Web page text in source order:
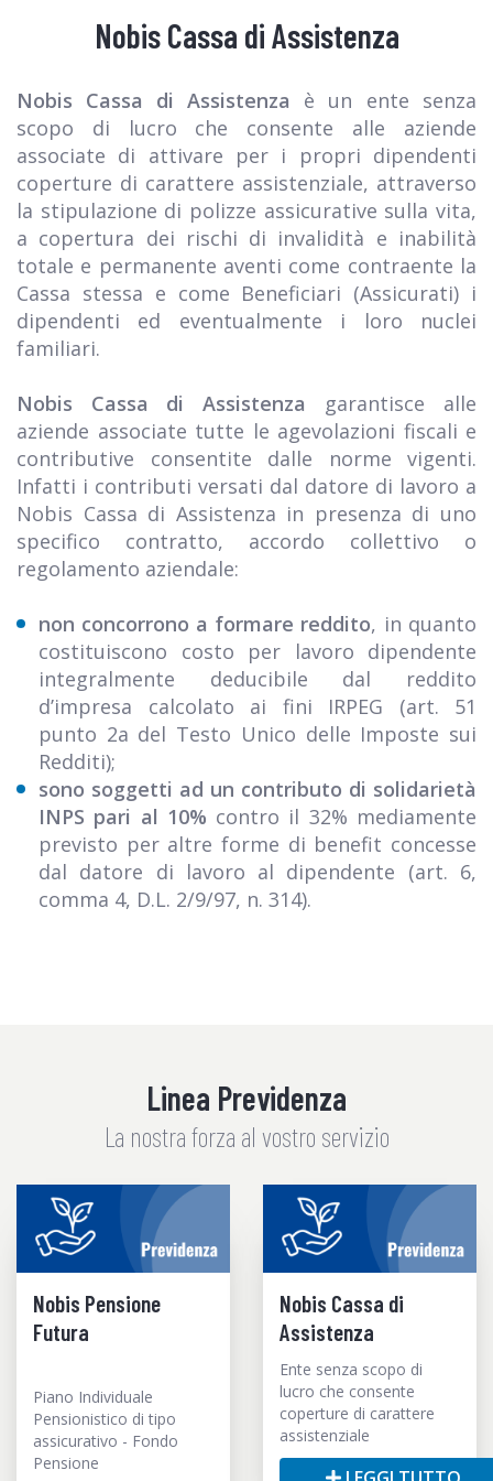
Nobis Cassa di Assistenza
Nobis Cassa di Assistenza è un ente senza
scopo di lucro che consente alle aziende
associate di attivare per i propri dipendenti
coperture di carattere assistenziale, attraverso
la stipulazione di polizze assicurative sulla vita,
a copertura dei rischi di invalidità e inabilità
totale e permanente aventi come contraente la
Cassa stessa e come Beneficiari (Assicurati) i
dipendenti ed eventualmente i loro nuclei
familiari.
Nobis Cassa di Assistenza garantisce alle
aziende associate tutte le agevolazioni fiscali e
contributive consentite dalle norme vigenti.
Infatti i contributi versati dal datore di lavoro a
Nobis Cassa di Assistenza in presenza di uno
specifico contratto, accordo collettivo o
regolamento aziendale:
non concorrono a formare reddito, in quanto
costituiscono costo per lavoro dipendente
integralmente deducibile dal reddito
d’impresa calcolato ai fini IRPEG (art. 51
punto 2a del Testo Unico delle Imposte sui
Redditi);
sono soggetti ad un contributo di solidarietà
INPS pari al 10% contro il 32% mediamente
previsto per altre forme di benefit concesse
dal datore di lavoro al dipendente (art. 6,
comma 4, D.L. 2/9/97, n. 314).
Linea Previdenza
La nostra forza al vostro servizio
Nobis Pensione
Futura
Piano Individuale
Pensionistico di tipo
assicurativo - Fondo
Pensione
Nobis Cassa di
Assistenza
Ente senza scopo di
lucro che consente
coperture di carattere
assistenziale